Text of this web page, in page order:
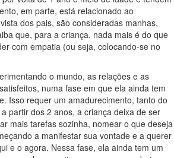
em parte, está relacionado ao
dos pais, são consideradas manhas,
que, para a criança, nada mais é do que
com empatia (ou seja, colocando-se no
o mundo, as relações e as
numa fase em que ela ainda tem
Isso requer um amadurecimento, tanto do
partir dos 2 anos, a criança deixa de ser
mais tarefas sozinha, nomear o que deseja
a manifestar sua vontade e a querer
e o agora. Nessa fase, ela ainda tem um